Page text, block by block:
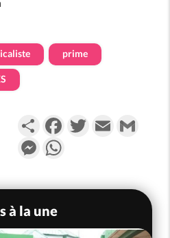
prime
PartagerFacebookTwitterEmail
Messenger
à la une